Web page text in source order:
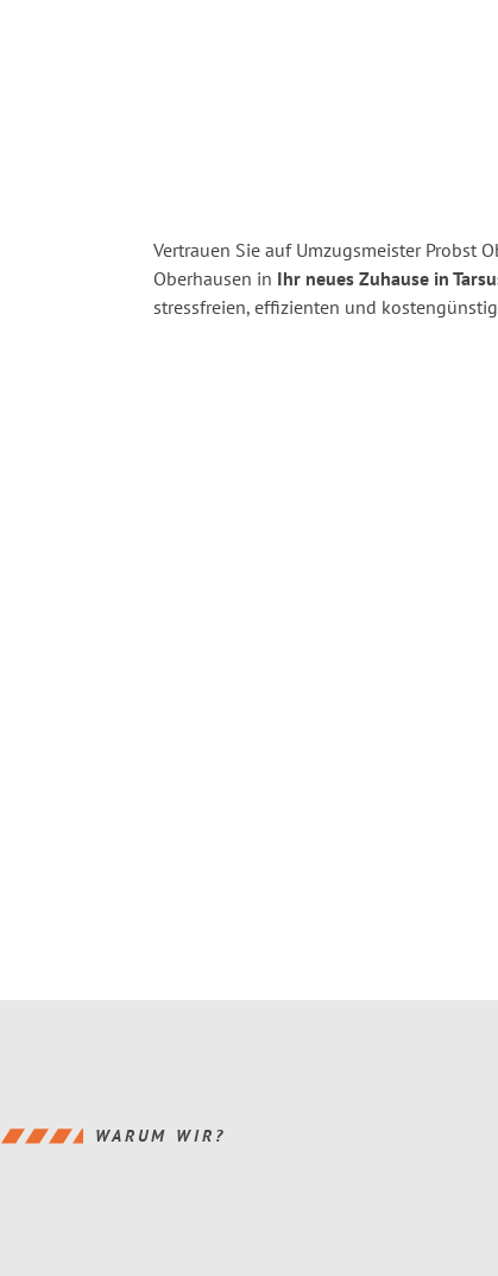
Vertrauen Sie auf Umzugsmeister Probst
Oberhausen in Ihr neues Zuhause in
stressfreien, effizienten und
WARUM WIR?